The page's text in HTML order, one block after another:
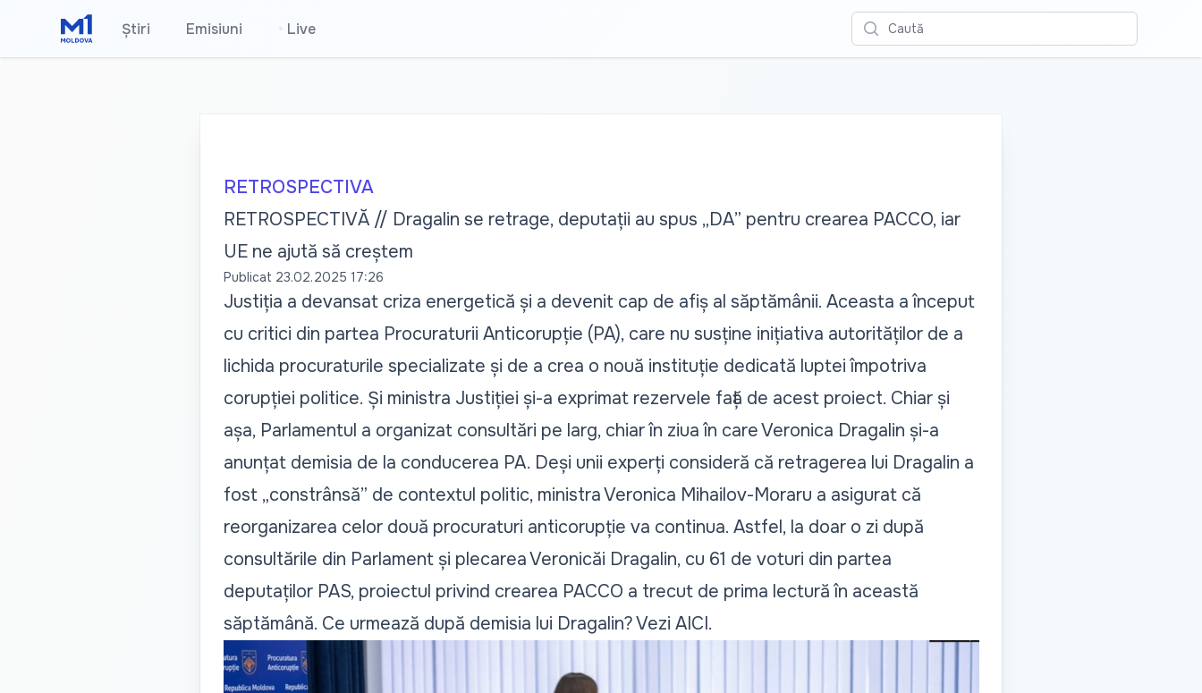
Știri Emisiuni Live Caută
RETROSPECTIVA
RETROSPECTIVĂ // Dragalin se retrage, deputații au spus „DA” pentru crearea PACCO, iar
UE ne ajută să creștem
Publicat 23.02.2025 17:26
Justiția a devansat criza energetică și a devenit cap de afiș al săptămânii. Aceasta a început
cu critici din partea Procuraturii Anticorupție (PA), care nu susține inițiativa autorităților de a
lichida procuraturile specializate și de a crea o nouă instituție dedicată luptei împotriva
corupției politice. Și ministra Justiției și-a exprimat rezervele față de acest proiect. Chiar și
așa, Parlamentul a organizat consultări pe larg, chiar în ziua în careVeronica Dragalin și-a
anunțat demisia de la conducerea PA. Deși unii experți consideră că retragerea lui Dragalin a
fost „constrânsă” de contextul politic, ministra Veronica Mihailov-Moraru a asigurat că
reorganizarea celor două procuraturi anticorupție va continua. Astfel, la doar o zi după
consultările din Parlament și plecarea Veronicăi Dragalin, cu 61 de voturi din partea
deputaților PAS, proiectul privind crearea PACCO a trecut de prima lecturăîn această
săptămână. Ce urmează după demisia lui Dragalin? Vezi AICI.